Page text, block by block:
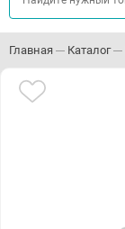
Главная Каталог